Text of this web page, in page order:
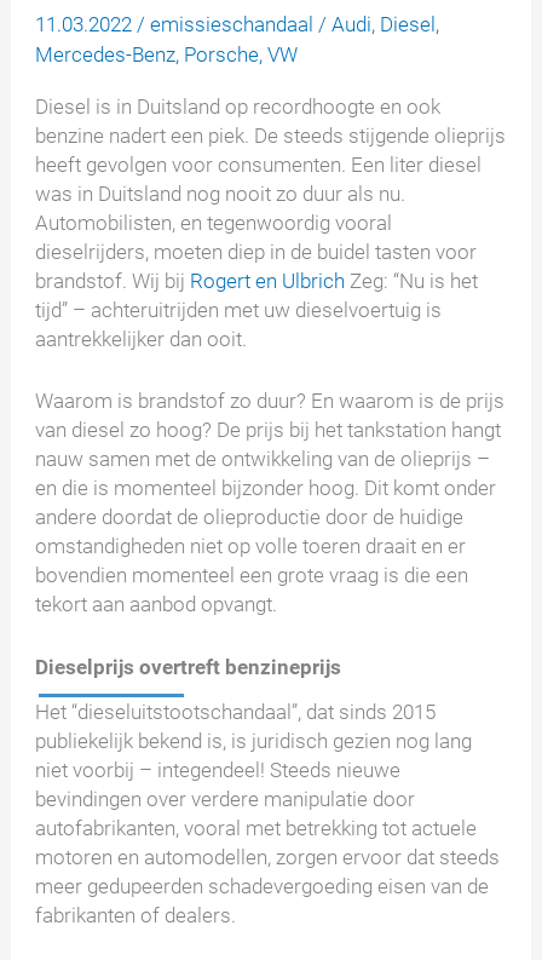
11.03.2022/emissieschandaal /Audi, Diesel ,
Mercedes-Benz, Porsche,VW
Diesel is in Duitsland op recordhoogte en ook
benzine nadert een piek. De steeds stijgende olieprijs
heeft gevolgen voor consumenten. Een liter diesel
was in Duitsland nog nooit zo duur als nu.
Automobilisten, en tegenwoordig vooral
dieselrijders, moeten diep in de buidel tasten voor
brandstof. Wij bij Rogert en Ulbrich Zeg: “Nu is het
tijd” – achteruitrijden met uw dieselvoertuig is
aantrekkelijker dan ooit.
Waarom is brandstof zo duur? En waarom is de prijs
van diesel zo hoog? De prijs bij het tankstation hangt
nauw samen met de ontwikkeling van de olieprijs –
en die is momenteel bijzonder hoog. Dit komt onder
andere doordat de olieproductie door de huidige
omstandigheden niet op volle toeren draait en er
bovendien momenteel een grote vraag is die een
tekort aan aanbod opvangt.
Dieselprijs overtreft benzineprijs
Het “dieseluitstootschandaal”, dat sinds 2015
publiekelijk bekend is, is juridisch gezien nog lang
niet voorbij – integendeel! Steeds nieuwe
bevindingen over verdere manipulatie door
autofabrikanten, vooral met betrekking tot actuele
motoren en automodellen, zorgen ervoor dat steeds
meer gedupeerden schadevergoeding eisen van de
fabrikanten of dealers.